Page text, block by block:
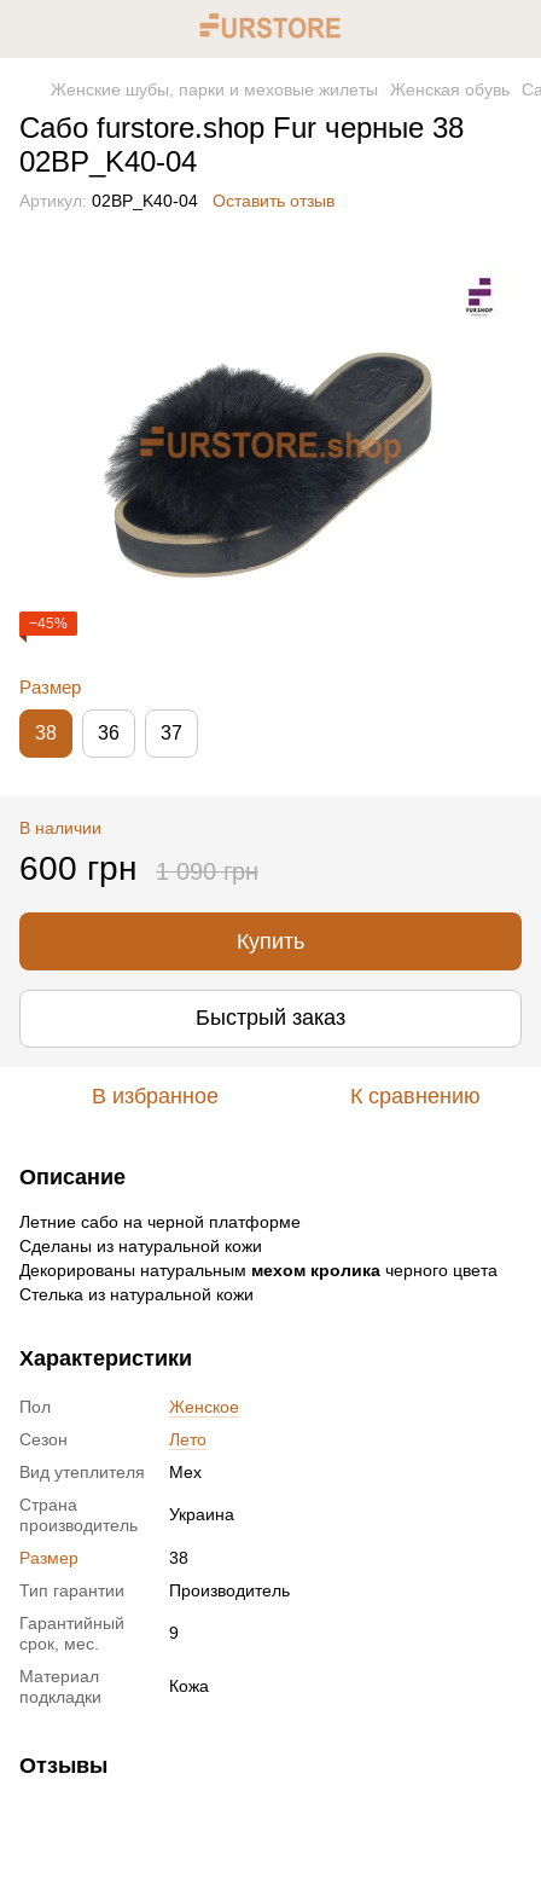
Женские шубы, парки и меховые жилеты Женская обувь
Сабо furstore.shop Fur черные 38
02BP_K40-04
Артикул: 02BP_K40-04 Оставить отзыв
−45%
Размер
38 36 37
В наличии
600 грн 1 090 грн
Купить
Быстрый заказ
В избранное К сравнению
Описание
Летние сабо на черной платформе
Сделаны из натуральной кожи
Декорированы натуральным мехом кролика черного цвета
Стелька из натуральной кожи
Характеристики
Пол
Женское
Сезон
Лето
Вид утеплителя
Мех
Страна
производитель
Украина
Размер
38
Тип гарантии
Производитель
Гарантийный
срок, мес.
9
Материал
подкладки
Кожа
Отзывы